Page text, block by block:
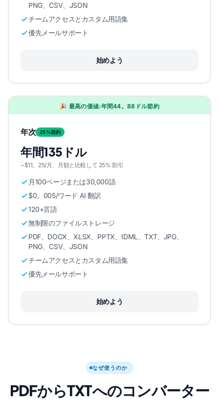
PNG、CSV、JSON
チームアクセスとカスタム用語集
優先メールサポート
始めよう
🎉 最高の価値:年間44。88ドル節約
年次 25%節約
年間135ドル
~$11。25/月、月額と比較して 25% 割引
月100ページまたは30,000語
$0。005/ワード AI 翻訳
120+言語
無制限のファイルストレージ
PDF、DOCX、XLSX、PPTX、IDML、TXT、JPG、
PNG、CSV、JSON
チームアクセスとカスタム用語集
優先メールサポート
始めよう
なぜ使うのか
PDFからTXTへのコンバーター